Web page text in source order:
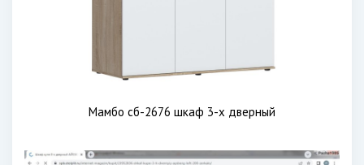
Мамбо сб-2676 шкаф 3-х дверный